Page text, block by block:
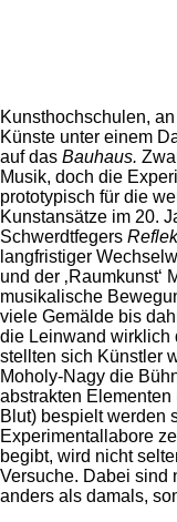
Kunsthochschulen,
Künste unter einem
auf das Bauhaus.
Musik, doch die
prototypisch für die
Kunstansätze im 20.
Schwerdtfegers
langfristiger
und der ‚Raumkunst‘
musikalische
viele Gemälde bis
die Leinwand wirklich
stellten sich Künstler
Moholy-Nagy die
abstrakten
Blut) bespielt werden
Experimentallabore
begibt, wird nicht
Versuche. Dabei sind
anders als damals,